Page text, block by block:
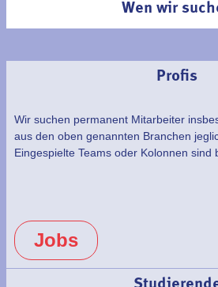
Wen wir
Profis
Wir suchen permanent Mitarbeiter
aus den oben genannten Branchen
Eingespielte Teams oder Kolonnen sind
Jobs